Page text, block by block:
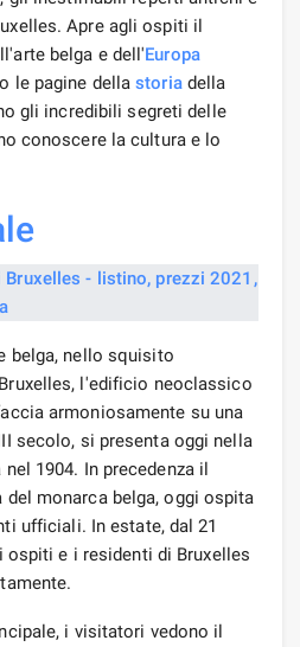
Apre agli ospiti il
belga e dell'Europa
le pagine dellastoriadella
gli incredibili segreti delle
conoscere la cultura e lo
belga, nello squisito
l'edificio neoclassico
armoniosamente su una
secolo, si presenta oggi nella
1904. In precedenza il
del monarca belga, oggi ospita
ufficiali. In estate, dal 21
ospiti e i residenti di Bruxelles
i visitatori vedono il